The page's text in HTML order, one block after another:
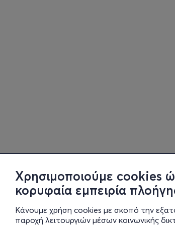
Χρησιμοποιούμε cookies
κορυφαία εμπειρία
Κάνουμε χρήση cookies με σκοπό την
παροχή λειτουργιών μέσων κοινωνικής